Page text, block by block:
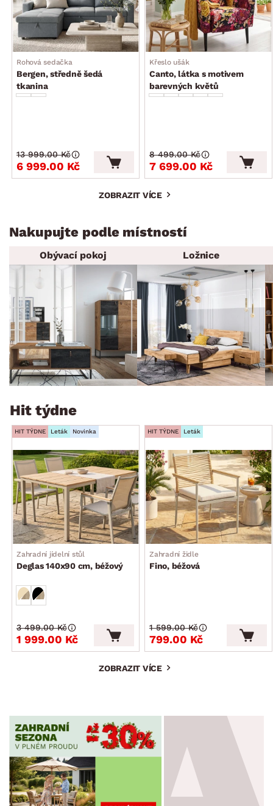
Rohová sedačka
Bergen, středně šedá
tkanina
6 999.00 Kč
13 999.00 Kč
Křeslo ušák
Canto, látka s motivem
barevných květů
7 699.00 Kč
8 499.00 Kč
ZOBRAZIT VÍCE
Nakupujte podle místností
Obývací pokoj Ložnice
Hit týdne
HIT TÝDNE Leták Novinka
Zahradní jídelní stůl
Deglas 140x90 cm, béžový
1 999.00 Kč
3 499.00 Kč
HIT TÝDNE Leták
Zahradní židle
Fino, béžová
799.00 Kč
1 599.00 Kč
ZOBRAZIT VÍCE